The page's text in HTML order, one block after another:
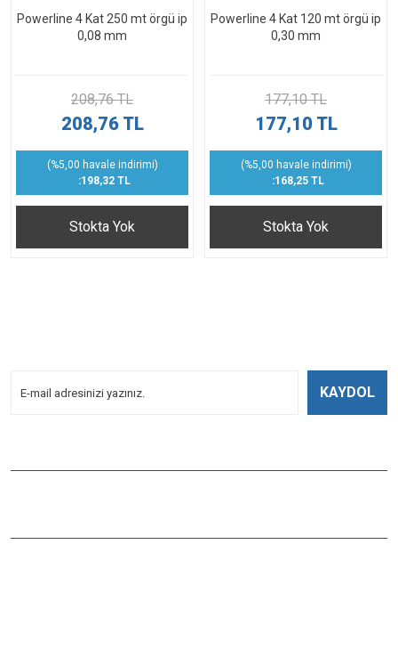
Powerline 4 Kat 250 mt örgü ip
0,08 mm
208,76 TL
208,76 TL
(%5,00 havale indirimi)
:198,32 TL
Stokta Yok
Powerline 4 Kat 120 mt örgü ip
0,30 mm
177,10 TL
177,10 TL
(%5,00 havale indirimi)
:168,25 TL
Stokta Yok
KAYDOL